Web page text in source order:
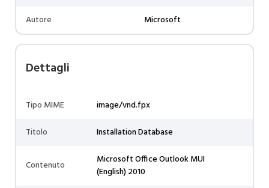
Autore Microsoft
Dettagli
Tipo MIME
image/vnd.fpx
Titolo
Installation Database
Contenuto
Microsoft Office Outlook MUI
(English) 2010